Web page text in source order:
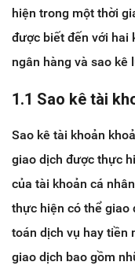
hiện trong một thời
được biết đến với hai
ngân hàng và sao kê
1.1 Sao kê tài
Sao kê tài khoản
giao dịch được thực
của tài khoản cá
thực hiện có thể giao
toán dịch vụ hay tiền
giao dịch bao gồm